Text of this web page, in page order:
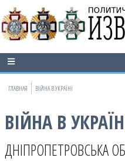
ГЛАВНАЯ ВІЙНА В УКРАЇНІ
ВІЙНА В
ДНІПРОПЕТРОВСЬКА